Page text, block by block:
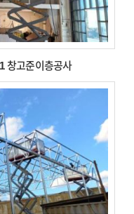
창고준이층공사